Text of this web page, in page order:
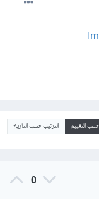
التقييم الترتيب حسب التاريخ
0